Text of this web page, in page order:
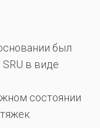
был
в виде
состоянии